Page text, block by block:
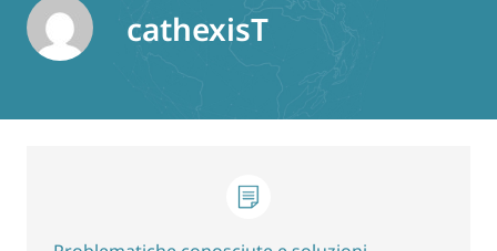
cathexisT